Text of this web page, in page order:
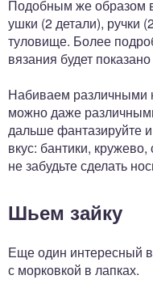
Подобным же образом
ушки (2 детали), ручки
туловище. Более
вязания будет
Набиваем различными
можно даже
дальше фантазируйте
вкус: бантики,
не забудьте сделать
Шьем зайку
Еще один интересный
с морковкой в лапках.